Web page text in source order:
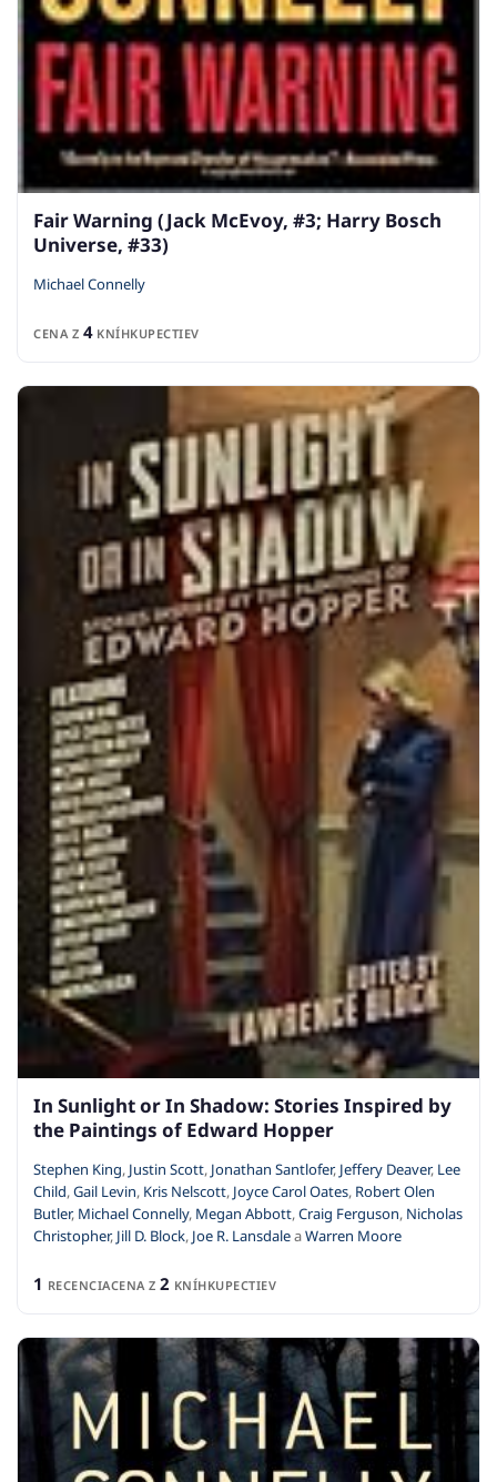
Fair Warning (Jack McEvoy, #3; Harry Bosch
Universe, #33)
Michael Connelly
CENA Z 4KNÍHKUPECTIEV
In Sunlight or In Shadow: Stories Inspired by
the Paintings of Edward Hopper
Stephen King, Justin Scott, Jonathan Santlofer, Jeffery Deaver, Lee
Child,Gail Levin, Kris Nelscott, Joyce Carol Oates, Robert Olen
Butler, Michael Connelly, Megan Abbott,Craig Ferguson, Nicholas
Christopher, Jill D. Block, Joe R. LansdaleaWarren Moore
1 RECENCIACENA Z 2 KNÍHKUPECTIEV